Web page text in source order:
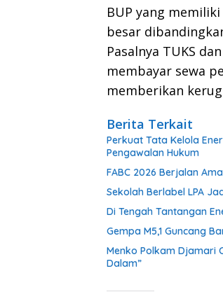
BUP yang
besar
Pasalnya TUKS
membayar sewa
memberikan
Berita Terkait
Perkuat Tata Kelola
Pengawalan Hukum
FABC 2026 Berjalan
Sekolah Berlabel LPA
Di Tengah Tantangan
Gempa M5,1 Guncang
Menko Polkam Djamari
Dalam”